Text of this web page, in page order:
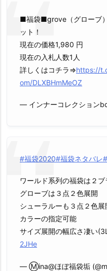
■福袋■grove（グローブ
ット！
現在の価格1,980 円
現在の入札人数1人
詳しくはコチラ⇒https://
om/DLXBHmMeOZ
— インナーコレクション
#福袋2020#福袋ネタバレ
ワールド系列の福袋は２ブ
グローブは３点２色展開
シューラルーも３点２色展
カラーの指定可能
サイズ展開の幅広さ凄い
2JHe
— Ⓜ︎ina@ほぼ福袋垢